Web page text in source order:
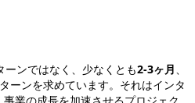
ンではなく、少なくとも2-3ヶ月、
ーンを求めています。それはインタ